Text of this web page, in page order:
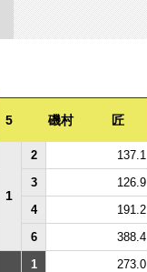
5 磯村 匠
1
2 137.1
3 126.9
4 191.2
6 388.4
1 273.0